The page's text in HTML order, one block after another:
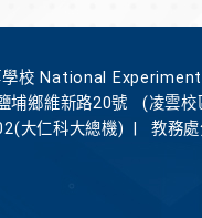
學校 National
埔鄉維新路20號
(凌雲校
大仁科大總機)
教務